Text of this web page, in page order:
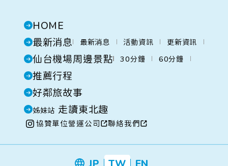
HOME
最新消息
最新消息 活動資訊 更新資訊
仙台機場周邊景點 30分鐘 60分鐘
推薦行程
好鄰旅故事
姊妹站 走讀東北趣
協贊單位營運公司 聯絡我們
JP TW EN